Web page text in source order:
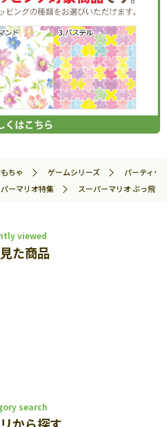
ちゃ ゲームシリーズ
パーティゲ
ーマリオ特集 スーパーマリオ ぶっ飛
viewed
た商品
search
から探す